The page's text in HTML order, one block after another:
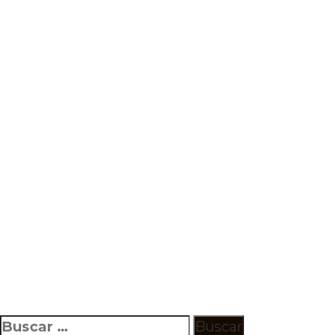
Ir
Buscar: